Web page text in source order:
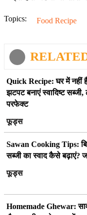
Topics: Food Recipe
Quick Recipe: घर में नहीं
झटपट बनाएं स्वादिष्ट
परफेक्ट
फूड्स
Sawan Cooking Tips:
सब्जी का स्वाद कैसे बढ़ाएं?
फूड्स
Homemade Ghewar: